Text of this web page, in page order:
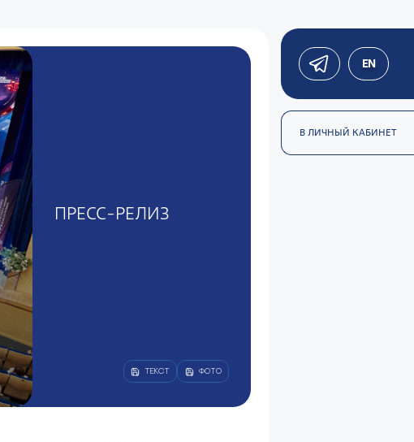
EN
В ЛИЧНЫЙ КАБИНЕТ
ПРЕСС-РЕЛИЗ
ТЕКСТ ФОТО